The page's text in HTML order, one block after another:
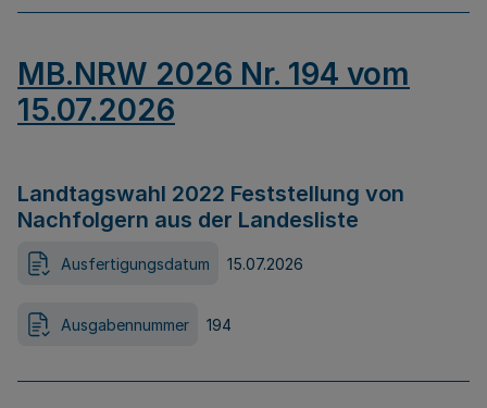
MB.NRW 2026 Nr. 194 vom
15.07.2026
Landtagswahl 2022 Feststellung von
Nachfolgern aus der Landesliste
Ausfertigungsdatum 15.07.2026
Ausgabennummer 194